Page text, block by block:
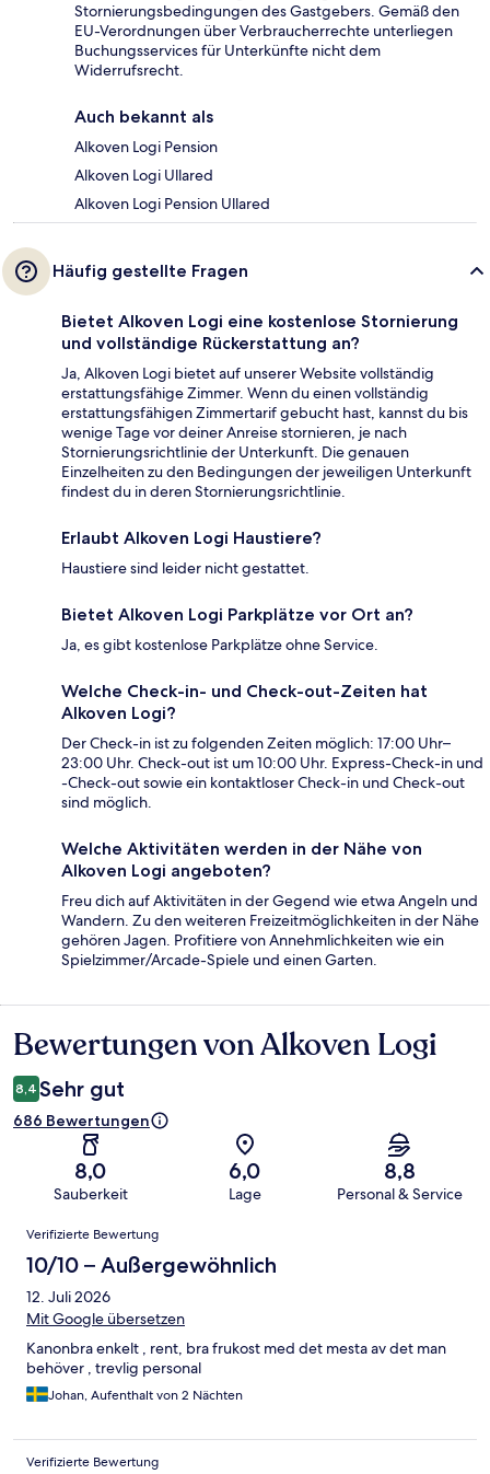
Stornierungsbedingungen des Gastgebers. Gemäß den
EU-Verordnungen über Verbraucherrechte unterliegen
Buchungsservices für Unterkünfte nicht dem
Widerrufsrecht.
Auch bekannt als
Alkoven Logi Pension
Alkoven Logi Ullared
Alkoven Logi Pension Ullared
Häufig gestellte Fragen
Bietet Alkoven Logi eine kostenlose Stornierung
und vollständige Rückerstattung an?
Ja, Alkoven Logi bietet auf unserer Website vollständig
erstattungsfähige Zimmer. Wenn du einen vollständig
erstattungsfähigen Zimmertarif gebucht hast, kannst du bis
wenige Tage vor deiner Anreise stornieren, je nach
Stornierungsrichtlinie der Unterkunft. Die genauen
Einzelheiten zu den Bedingungen der jeweiligen Unterkunft
findest du in deren Stornierungsrichtlinie.
Erlaubt Alkoven Logi Haustiere?
Haustiere sind leider nicht gestattet.
Bietet Alkoven Logi Parkplätze vor Ort an?
Ja, es gibt kostenlose Parkplätze ohne Service.
Welche Check-in- und Check-out-Zeiten hat
Alkoven Logi?
Der Check-in ist zu folgenden Zeiten möglich: 17:00 Uhr–
23:00 Uhr. Check-out ist um 10:00 Uhr. Express-Check-in und
-Check-out sowie ein kontaktloser Check-in und Check-out
sind möglich.
Welche Aktivitäten werden in der Nähe von
Alkoven Logi angeboten?
Freu dich auf Aktivitäten in der Gegend wie etwa Angeln und
Wandern. Zu den weiteren Freizeitmöglichkeiten in der Nähe
gehören Jagen. Profitiere von Annehmlichkeiten wie ein
Spielzimmer/Arcade-Spiele und einen Garten.
Bewertungen
Bewertungen von Alkoven Logi
8,4 Sehr gut
686 Bewertungen
8,0
Sauberkeit
6,0
Lage
8,8
Personal & Service
Bewertungen
Verifizierte Bewertung
10/10 – Außergewöhnlich
12. Juli 2026
Mit Google übersetzen
Kanonbra enkelt , rent, bra frukost med det mesta av det man
behöver , trevlig personal
Johan, Aufenthalt von 2 Nächten
Verifizierte Bewertung